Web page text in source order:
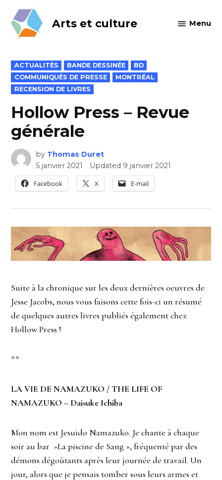
content
Arts et culture Menu
POSTED
IN
ACTUALITÉS BANDE DESSINÉE
BD
COMMUNIQUÉS DE PRESSE
MONTRÉAL
RECENSION DE LIVRES
Hollow Press – Revue
générale
by Thomas Duret
5 janvier 2021
Updated 9 janvier 2021
Facebook
X E-mail
Suite à la chronique sur les deux dernières oeuvres de
Jesse Jacobs, nous vous faisons cette fois-ci un résumé
de quelques autres livres publiés également chez
Hollow Press !
**
LA VIE DE NAMAZUKO / THE LIFE OF
NAMAZUKO – Daisuke Ichiba
Mon nom est Jesuido Namazuko. Je chante à chaque
soir au bar »La piscine de Sang », fréquenté par des
démons dégoûtants après leur journée de travail. Un
jour, alors que je pensais tomber sous leurs armes et